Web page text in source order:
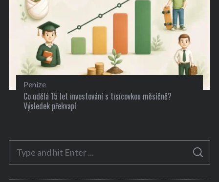
Peníze
Co udělá 15 let investování s tisícovkou měsíčně?
Výsledek překvapí
S
A
C